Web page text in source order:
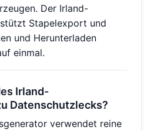
Der Irland-
Stapelexport und
und Herunterladen
einmal.
Irland-
Datenschutzlecks?
verwendet reine